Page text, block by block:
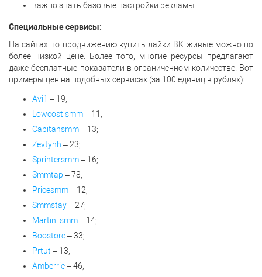
важно знать базовые настройки рекламы.
Специальные сервисы:
На сайтах по продвижению купить лайки ВК живые можно по
более низкой цене. Более того, многие ресурсы предлагают
даже бесплатные показатели в ограниченном количестве. Вот
примеры цен на подобных сервисах (за 100 единиц в рублях):
Avi1 – 19;
Lowcost smm– 11;
Capitansmm– 13;
Zevtynh – 23;
Sprintersmm– 16;
Smmtap – 78;
Pricesmm– 12;
Smmstay– 27;
Martini smm– 14;
Boostore– 33;
Prtut – 13;
Amberrie– 46;